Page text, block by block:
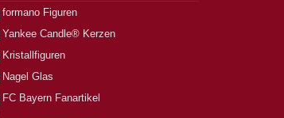
formano Figuren
Yankee Candle® Kerzen
Kristallfiguren
Nagel Glas
FC Bayern Fanartikel